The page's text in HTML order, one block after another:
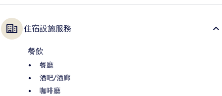
住宿設施服務
餐飲
餐廳
酒吧/酒廊
咖啡廳